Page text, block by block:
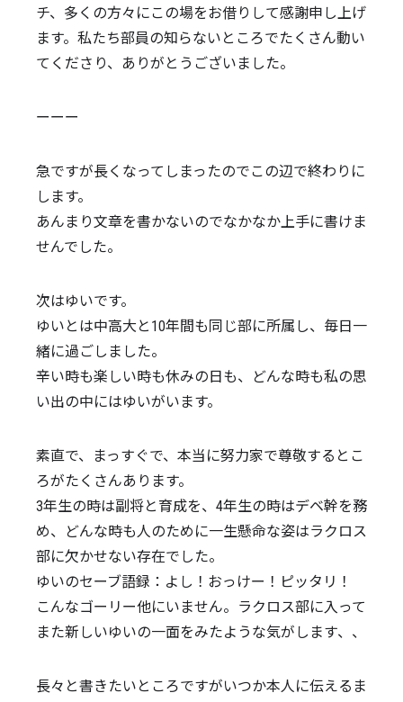
チ、多くの方々にこの場をお借りして感謝申し上げ
ます。私たち部員の知らないところでたくさん動い
てくださり、ありがとうございました。
ーーー
急ですが長くなってしまったのでこの辺で終わりに
します。
あんまり文章を書かないのでなかなか上手に書けま
せんでした。
次はゆいです。
ゆいとは中高大と10年間も同じ部に所属し、毎日一
緒に過ごしました。
辛い時も楽しい時も休みの日も、どんな時も私の思
い出の中にはゆいがいます。
素直で、まっすぐで、本当に努力家で尊敬するとこ
ろがたくさんあります。
3年生の時は副将と育成を、4年生の時はデベ幹を務
め、どんな時も人のために一生懸命な姿はラクロス
部に欠かせない存在でした。
ゆいのセーブ語録：よし！おっけー！ピッタリ！
こんなゴーリー他にいません。ラクロス部に入って
また新しいゆいの一面をみたような気がします、、
長々と書きたいところですがいつか本人に伝えるま